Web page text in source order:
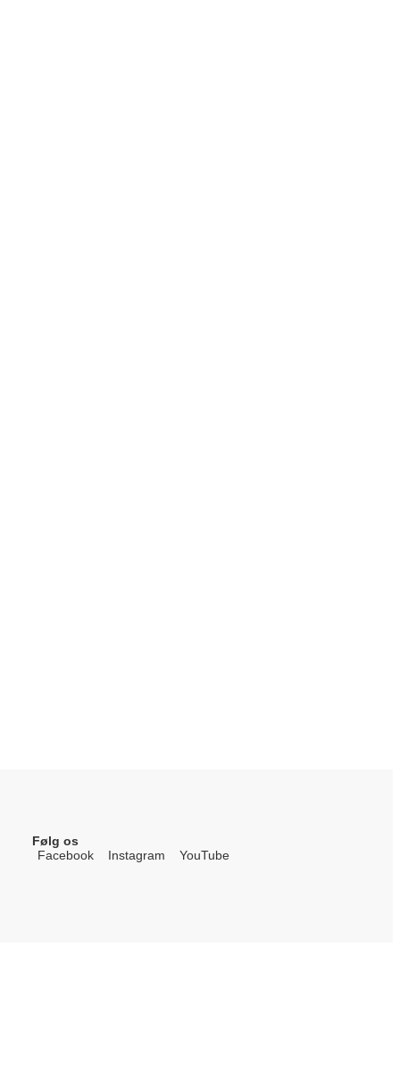
Følg os
Facebook
Instagram YouTube